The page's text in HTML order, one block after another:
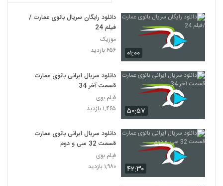
۰۱:۰۰
دانلود رایگان سریال بانوی عمارت /
فیلم 24
موزیک
۶۵۶ بازدید
۵۰:۵۷
دانلود سریال ایرانی بانوی عمارت
قسمت آخر 34
فیلم بوی
۱,۴۶۵ بازدید
۴۲:۳۰
دانلود سریال ایرانی بانوی عمارت
قسمت 32 سی و دوم
فیلم بوی
۱,۹۸۰ بازدید